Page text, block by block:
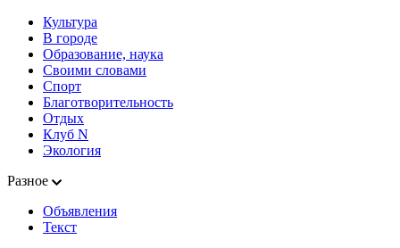
Культура
В городе
Образование, наука
Своими словами
Спорт
Благотворительность
Отдых
Клуб N
Экология
Разное
Объявления
Текст